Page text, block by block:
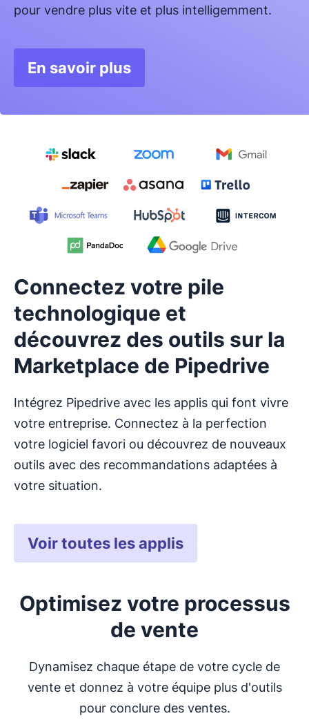
pour vendre plus vite et plus intelligemment.
En savoir plus
S'ouvre dans une nouvelle
Connectez votre pile
technologique et
découvrez des outils sur la
Marketplace de Pipedrive
Intégrez Pipedrive avec les applis qui font vivre
votre entreprise. Connectez à la perfection
votre logiciel favori ou découvrez de nouveaux
outils avec des recommandations adaptées à
votre situation.
Voir toutes les applis
Optimisez votre processus
de vente
Dynamisez chaque étape de votre cycle de
vente et donnez à votre équipe plus d'outils
pour conclure des ventes.